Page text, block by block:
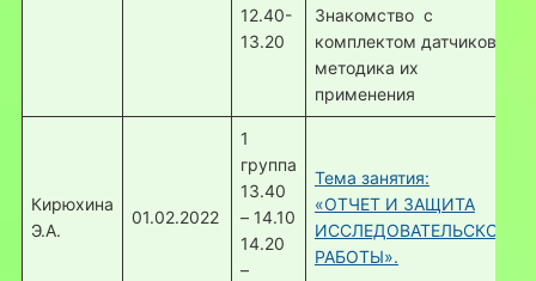
12.40-
13.20
Знакомство с
комплектом датчиков и
методика их
применения
Кирюхина
Э.А.
01.02.2022
1
группа
13.40
– 14.10
14.20
–
Тема занятия:
«ОТЧЕТ И ЗАЩИТА
ИССЛЕДОВАТЕЛЬСКОЙ
РАБОТЫ».